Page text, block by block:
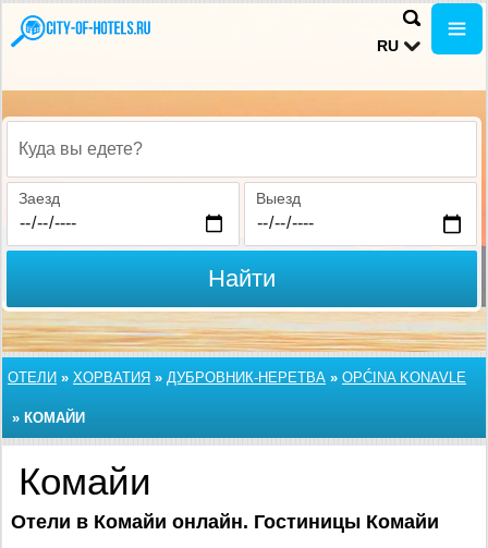
RU
Куда вы едете?
Заезд Выезд
Найти
ОТЕЛИ » ХОРВАТИЯ » ДУБРОВНИК-НЕРЕТВА » OPĆINA KONAVLE
» КОМАЙИ
Комайи
Отели в Комайи онлайн. Гостиницы Комайи